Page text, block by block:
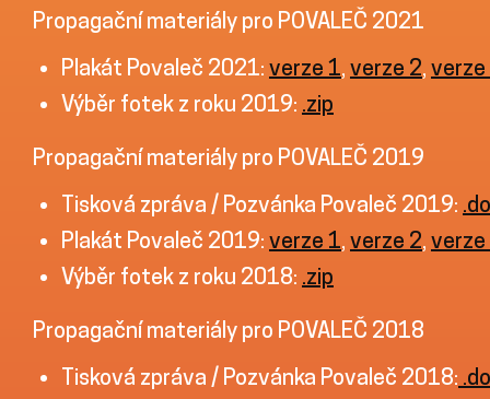
Propagační materiály pro POVALEČ 2021
Plakát Povaleč 2021: verze 1, verze 2, verze
Výběr fotek z roku 2019: .zip
Propagační materiály pro POVALEČ 2019
Tisková zpráva / Pozvánka Povaleč 2019:
Plakát Povaleč 2019: verze 1, verze 2, verze
Výběr fotek z roku 2018: .zip
Propagační materiály pro POVALEČ 2018
Tisková zpráva / Pozvánka Povaleč 2018: